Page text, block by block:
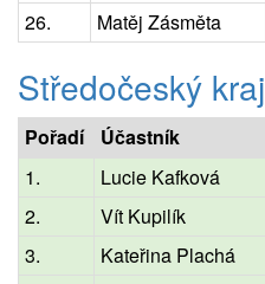
26.
Matěj Zásměta
Středočeský kraj
Pořadí Účastník
1.
Lucie Kafková
2.
Vít Kupilík
3.
Kateřina Plachá